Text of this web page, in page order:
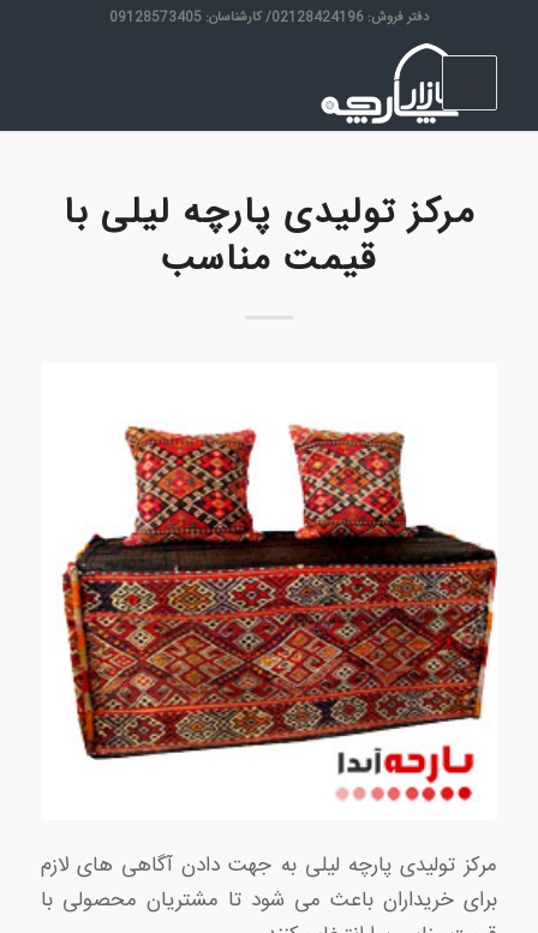
دفتر فروش: 02128424196/ کارشناسان: 09128573405
مرکز تولیدی پارچه لیلی با
قیمت مناسب
مرکز تولیدی پارچه لیلی به جهت دادن آگاهی های لازم
برای خریداران باعث می شود تا مشتریان محصولی با